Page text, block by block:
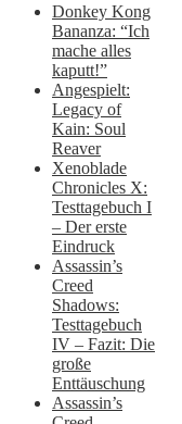
Donkey Kong
Bananza: “Ich
mache alles
kaputt!”
Angespielt:
Legacy of
Kain: Soul
Reaver
Xenoblade
Chronicles X:
Testtagebuch I
– Der erste
Eindruck
Assassin’s
Creed
Shadows:
Testtagebuch
IV – Fazit: Die
große
Enttäuschung
Assassin’s